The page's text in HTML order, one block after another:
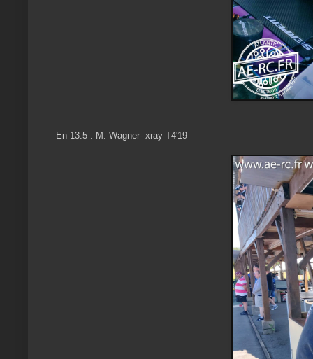
En 13.5 : M. Wagner- xray T4'19